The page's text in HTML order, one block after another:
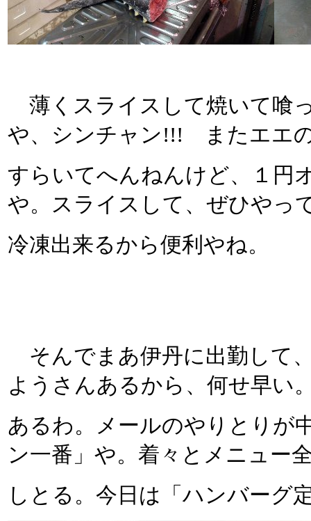
薄くスライスして焼いて喰
や、シンチャン!!! またエエ
すらいてへんねんけど、１円
や。スライスして、ぜひやっ
冷凍出来るから便利やね。
そんでまあ伊丹に出勤して
ようさんあるから、何せ早い
あるわ。メールのやりとりが
ン一番」や。着々とメニュー
しとる。今日は「ハンバーグ